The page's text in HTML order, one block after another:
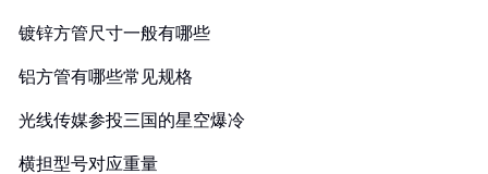
镀锌方管尺寸一般有哪些
铝方管有哪些常见规格
光线传媒参投三国的星空爆冷
横担型号对应重量